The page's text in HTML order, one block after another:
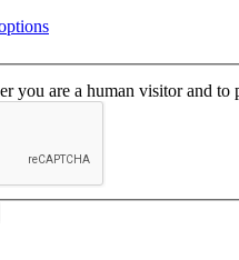
you are a human visitor and to